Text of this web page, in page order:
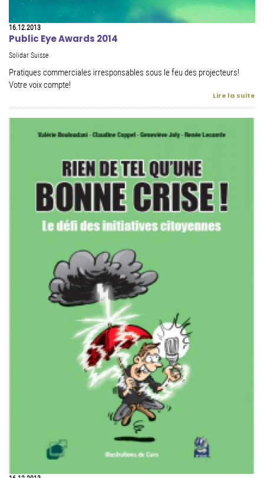
16.12.2013
Public Eye Awards 2014
Solidar Suisse
Pratiques commerciales irresponsables sous le feu des projecteurs!
Votre voix compte!
Lire la suite